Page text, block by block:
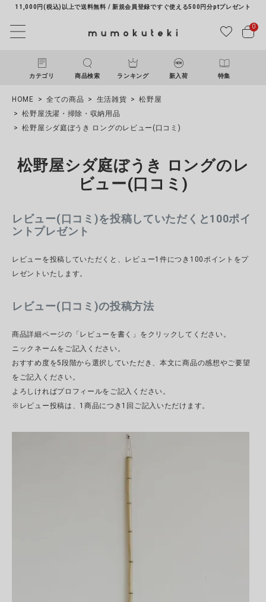
11,000円(税込)以上で送料無料 / 新規会員登録ですぐ使える500円分ptプレゼント
0
カテゴリ 商品検索 ランキング 新入荷 特集
ナチュラル服
ファッション雑貨
HOME 全ての商品 生活雑貨
松野屋
松野屋洗濯・掃除・収納用品
松野屋シダ庭ぼうき ロングのレビュー(口コミ)
松野屋シダ庭ぼうき ロングのレ
ビュー(口コミ)
レビュー(口コミ)を投稿していただくと100ポイ
ントプレゼント
レビューを投稿していただくと、レビュー1件につき100ポイントをプ
レゼントいたします。
レビュー(口コミ)の投稿方法
商品詳細ページの「レビューを書く」をクリックしてください。
ニックネームをご記入ください。
おすすめ度を5段階から選択していただき、本文に商品の感想やご要望
をご記入ください。
よろしければプロフィールをご記入ください。
※レビュー投稿は、1商品につき1回ご記入いただけます。